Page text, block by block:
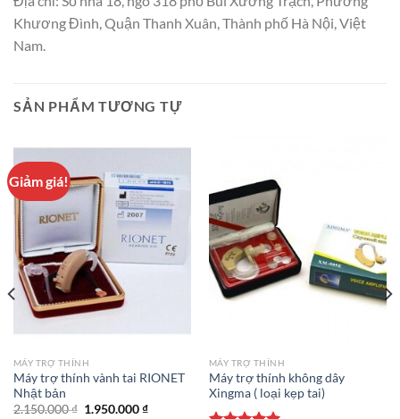
Khương Đình, Quận Thanh Xuân, Thành phố Hà Nội, Việt
Nam.
SẢN PHẨM TƯƠNG TỰ
Giảm giá!
MÁY TRỢ THÍNH
Máy trợ thính vành tai RIONET
Nhật bản
2.150.000₫ Giá
1.950.000₫Giá
MÁY TRỢ THÍNH
Máy trợ thính không dây
Xingma ( loại kẹp tai)